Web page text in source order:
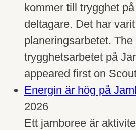
kommer till trygghet
deltagare. Det har
planeringsarbetet.
trygghetsarbetet på
appeared first on
Energin är hög på
2026
Ett jamboree är